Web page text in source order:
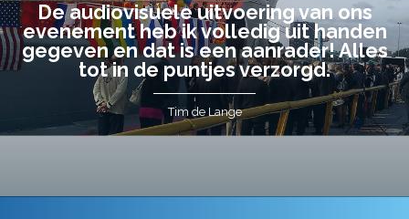
De audiovisuele uitvoering van ons
evenement heb ik volledig uit handen
gegeven en dat is een aanrader! Alles
tot in de puntjes verzorgd.
Tim de Lange